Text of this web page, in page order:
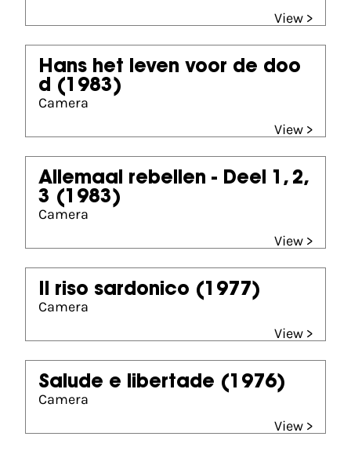
View >
Hans het leven voor de doo
d (1983)
Camera
View >
Allemaal rebellen - Deel 1, 2,
3 (1983)
Camera
View >
Il riso sardonico (1977)
Camera
View >
Salude e libertade (1976)
Camera
View >